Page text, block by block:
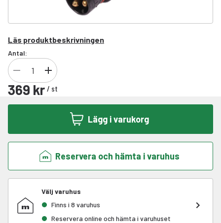
Läs produktbeskrivningen
Antal:
369 kr / st
Lägg i varukorg
Reservera och hämta i varuhus
Välj varuhus
Finns i 8 varuhus
Reservera online och hämta i varuhuset